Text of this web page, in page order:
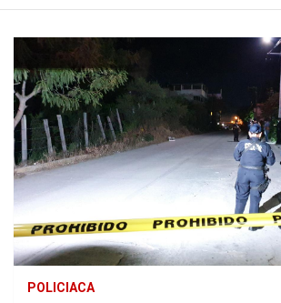
POLICIACA